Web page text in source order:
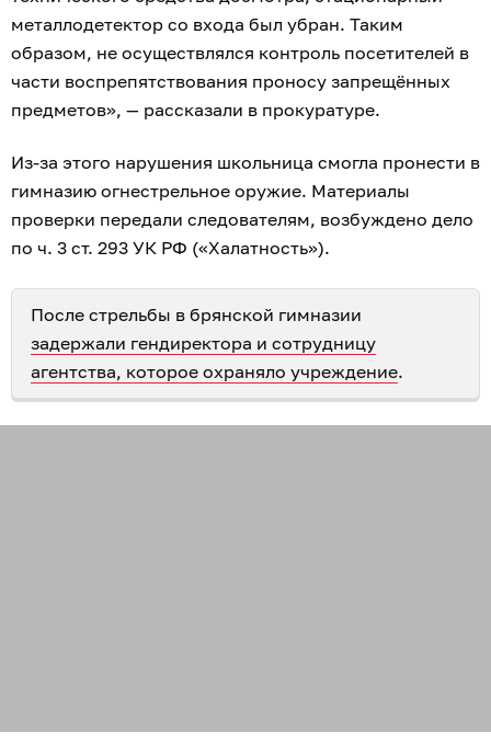
металлодетектор со входа был убран. Таким
образом, не осуществлялся контроль посетителей в
части воспрепятствования проносу запрещённых
предметов», — рассказали в прокуратуре.
Из-за этого нарушения школьница смогла пронести в
гимназию огнестрельное оружие. Материалы
проверки передали следователям, возбуждено дело
по ч. 3 ст. 293 УК РФ («Халатность»).
После стрельбы в брянской гимназии
задержали гендиректора и сотрудницу
агентства, которое охраняло учреждение.